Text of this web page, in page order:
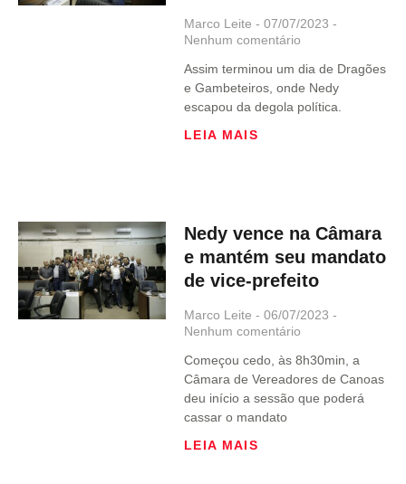
Marco Leite 07/07/2023
Nenhum comentário
Assim terminou um dia de Dragões
e Gambeteiros, onde Nedy
escapou da degola política.
LEIA MAIS
Nedy vence na Câmara
e mantém seu mandato
de vice-prefeito
Marco Leite 06/07/2023
Nenhum comentário
Começou cedo, às 8h30min, a
Câmara de Vereadores de Canoas
deu início a sessão que poderá
cassar o mandato
LEIA MAIS